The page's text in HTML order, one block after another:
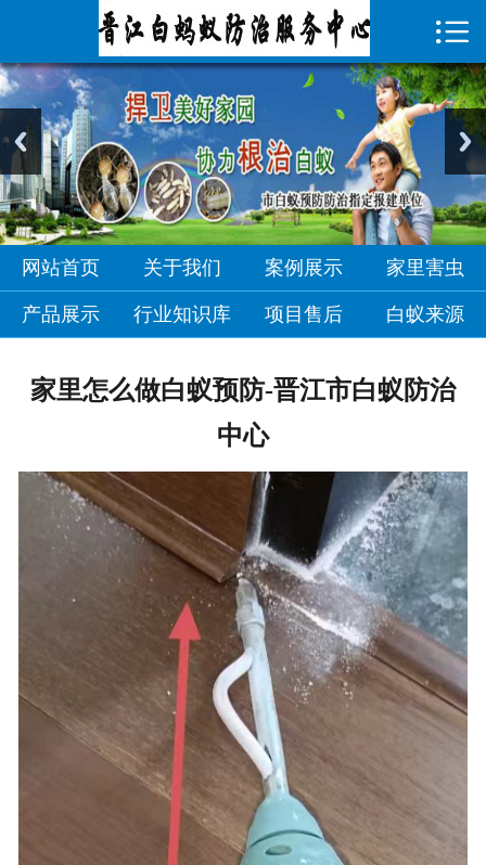
 首页
关于我们
案例展示
家里害虫
产品展示
行业知识库

网站首页 关于我们 案例展示 家里害虫
产品展示 行业知识库 项目售后 白蚁来源
家里怎么做白蚁预防-晋江市白蚁防治
中心